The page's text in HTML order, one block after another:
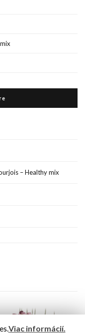
– Healthy mix
Viac informácií.